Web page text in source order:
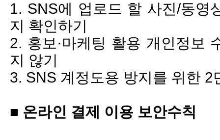
1. SNS에 업로드 할 사진/동영
지 확인하기
2. 홍보·마케팅 활용 개인정보
지 않기
3. SNS 계정도용 방지를 위한 2
■ 온라인 결제 이용 보안수칙